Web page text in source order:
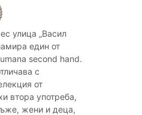
улица „Васил
един от
second hand.
с
от
втора употреба,
жени и деца,